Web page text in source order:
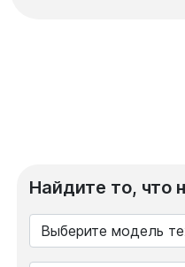
Найдите то, что